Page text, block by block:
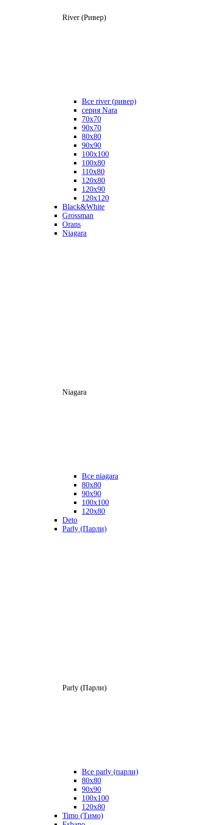
River (Ривер)
Все river (ривер)
серия Nara
70х70
90х70
80x80
90x90
100x100
100х80
110х80
120x80
120х90
120х120
Black&White
Grossman
Orans
Niagara
Niagara
Все niagara
80x80
90x90
100x100
120x80
Deto
Parly (Парли)
Parly (Парли)
Все parly (парли)
80x80
90x90
100x100
120x80
Timo (Тимо)